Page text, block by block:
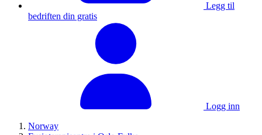
Legg til
bedriften din gratis
Logg inn
Norway